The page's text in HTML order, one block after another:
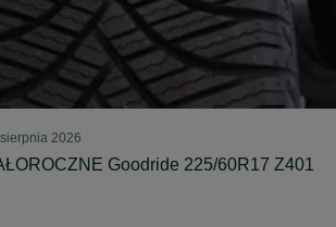
2026
Goodride 225/60R17 Z401